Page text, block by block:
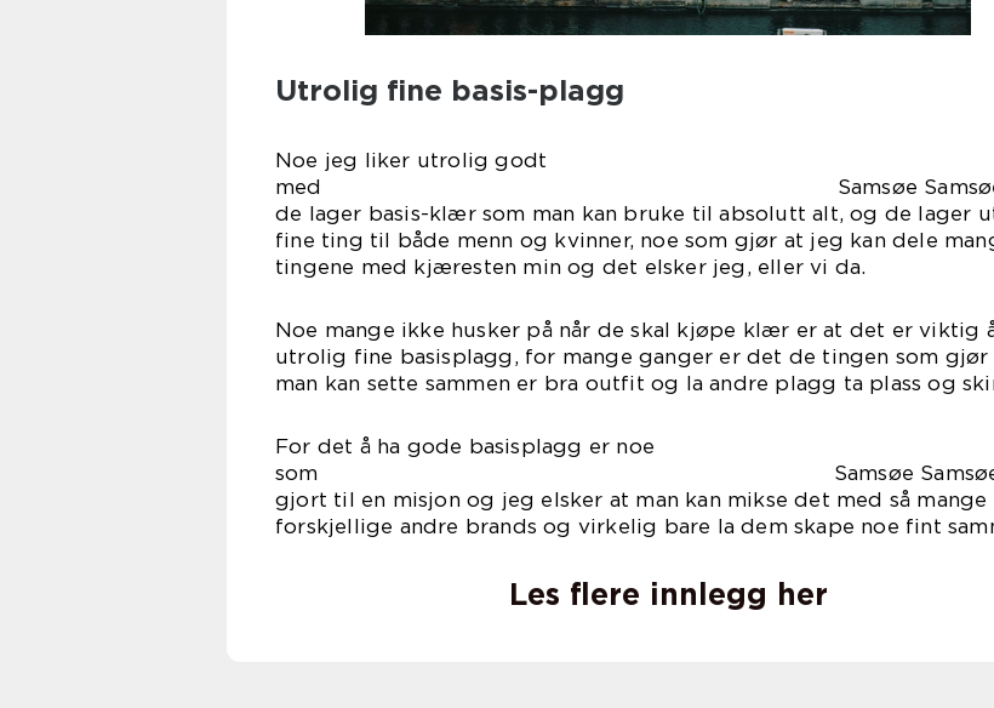
Utrolig fine basis-plagg
Noe jeg liker utrolig godt
med Samsøe Samsøe er
de lager basis-klær som man kan bruke til absolutt alt, og de lager
fine ting til både menn og kvinner, noe som gjør at jeg kan dele
tingene med kjæresten min og det elsker jeg, eller vi da.
Noe mange ikke husker på når de skal kjøpe klær er at det er viktig
utrolig fine basisplagg, for mange ganger er det de tingen som gjør
man kan sette sammen er bra outfit og la andre plagg ta plass og
For det å ha gode basisplagg er noe
som Samsøe Samsøe
gjort til en misjon og jeg elsker at man kan mikse det med så mange
forskjellige andre brands og virkelig bare la dem skape noe fint
Les flere innlegg her